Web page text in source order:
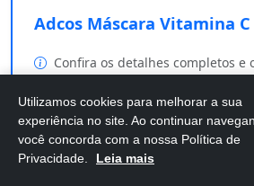
Adcos Máscara Vitamina
Confira os detalhes completos e
diretamente na Amazon.
Comprar na
Utilizamos cookies para melhorar a sua
experiência no site. Ao continuar
você concorda com a nossa Política de
Privacidade.
Leia mais